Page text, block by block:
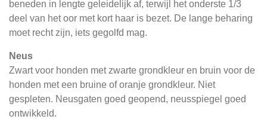
beneden in lengte geleidelijk af, terwijl het onderste 1/3
deel van het oor met kort haar is bezet. De lange beharing
moet recht zijn, iets gegolfd mag.
Neus
Zwart voor honden met zwarte grondkleur en bruin voor de
honden met een bruine of oranje grondkleur. Niet
gespleten. Neusgaten goed geopend, neusspiegel goed
ontwikkeld.